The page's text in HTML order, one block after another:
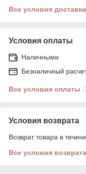
Все условия доставки
Условия оплаты
Наличными
Безналичный
Все условия оплаты
Условия возврата
Возврат товара в
Все условия возврата